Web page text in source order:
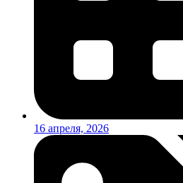
16 апреля, 2026